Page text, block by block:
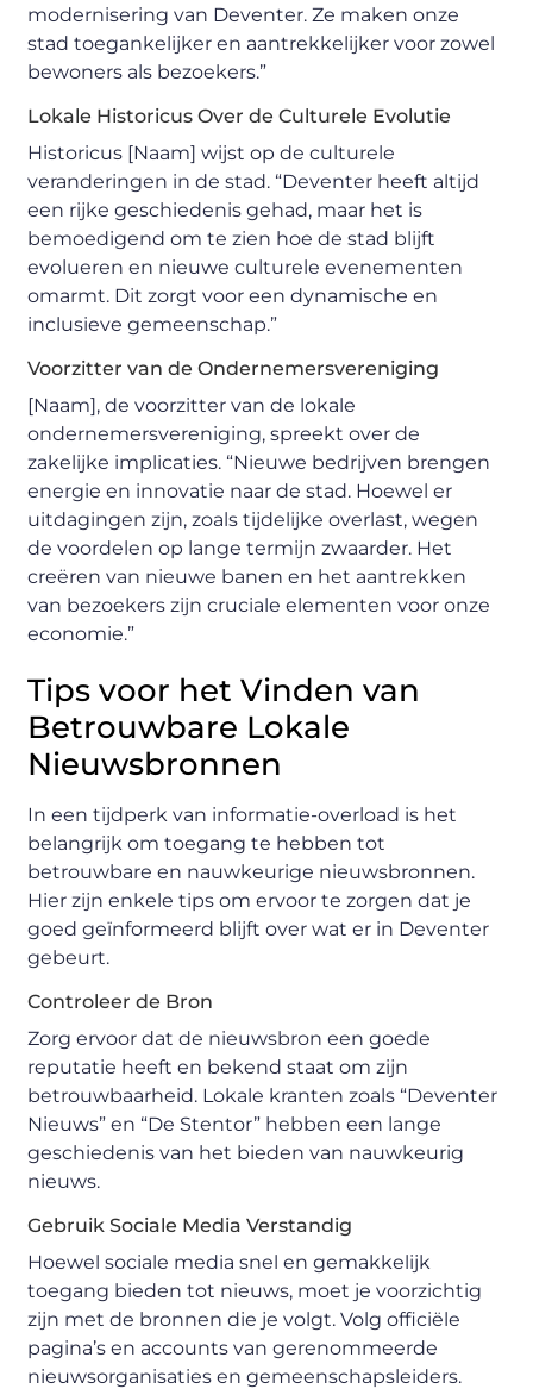
modernisering van Deventer. Ze maken onze
stad toegankelijker en aantrekkelijker voor zowel
bewoners als bezoekers.”
Lokale Historicus Over de Culturele Evolutie
Historicus [Naam] wijst op de culturele
veranderingen in de stad. “Deventer heeft altijd
een rijke geschiedenis gehad, maar het is
bemoedigend om te zien hoe de stad blijft
evolueren en nieuwe culturele evenementen
omarmt. Dit zorgt voor een dynamische en
inclusieve gemeenschap.”
Voorzitter van de Ondernemersvereniging
[Naam], de voorzitter van de lokale
ondernemersvereniging, spreekt over de
zakelijke implicaties. “Nieuwe bedrijven brengen
energie en innovatie naar de stad. Hoewel er
uitdagingen zijn, zoals tijdelijke overlast, wegen
de voordelen op lange termijn zwaarder. Het
creëren van nieuwe banen en het aantrekken
van bezoekers zijn cruciale elementen voor onze
economie.”
Tips voor het Vinden van
Betrouwbare Lokale
Nieuwsbronnen
In een tijdperk van informatie-overload is het
belangrijk om toegang te hebben tot
betrouwbare en nauwkeurige nieuwsbronnen.
Hier zijn enkele tips om ervoor te zorgen dat je
goed geïnformeerd blijft over wat er in Deventer
gebeurt.
Controleer de Bron
Zorg ervoor dat de nieuwsbron een goede
reputatie heeft en bekend staat om zijn
betrouwbaarheid. Lokale kranten zoals “Deventer
Nieuws” en “De Stentor” hebben een lange
geschiedenis van het bieden van nauwkeurig
nieuws.
Gebruik Sociale Media Verstandig
Hoewel sociale media snel en gemakkelijk
toegang bieden tot nieuws, moet je voorzichtig
zijn met de bronnen die je volgt. Volg officiële
pagina’s en accounts van gerenommeerde
nieuwsorganisaties en gemeenschapsleiders.